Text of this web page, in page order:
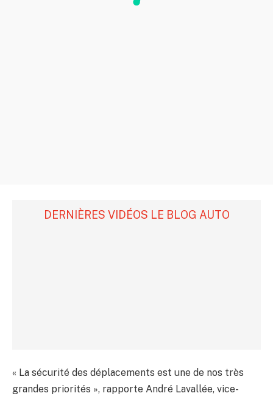
DERNIÈRES VIDÉOS LE BLOG AUTO
« La sécurité des déplacements est une de nos très
grandes priorités », rapporte André Lavallée, vice-